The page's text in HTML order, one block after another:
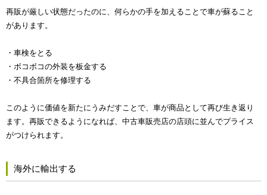
再販が厳しい状態だったのに、何らかの手を加えることで車が蘇ること
があります。
・車検をとる
・ボコボコの外装を板金する
・不具合箇所を修理する
このように価値を新たにうみだすことで、車が商品として再び生き返り
ます。再販できるようになれば、中古車販売店の店頭に並んでプライス
がつけられます。
海外に輸出する